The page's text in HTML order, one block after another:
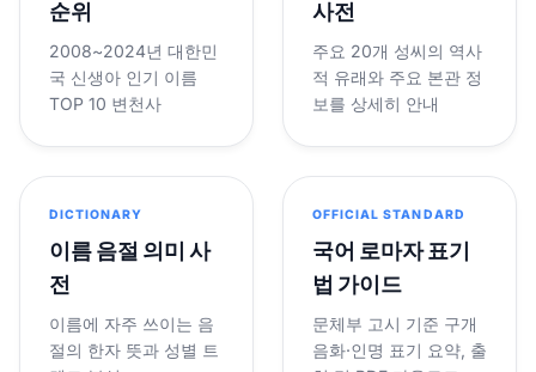
순위
2008~2024년 대한민
국 신생아 인기 이름
TOP 10 변천사
사전
주요 20개 성씨의 역사
적 유래와 주요 본관 정
보를 상세히 안내
DICTIONARY
이름 음절 의미 사
전
이름에 자주 쓰이는 음
절의 한자 뜻과 성별 트
OFFICIAL STANDARD
국어 로마자 표기
법 가이드
문체부 고시 기준 구개
음화·인명 표기 요약, 출